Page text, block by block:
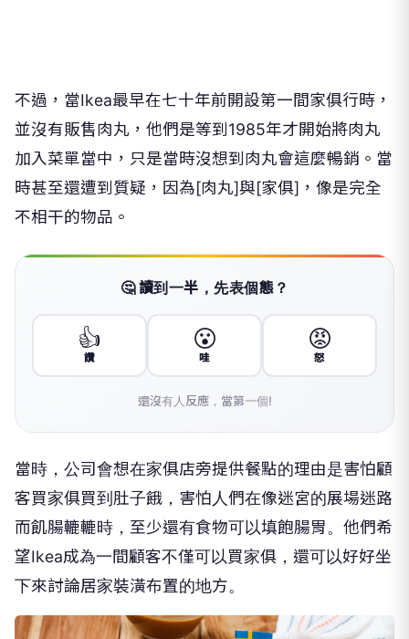
不過，當Ikea最早在七十年前開設第一間家俱行時，
並沒有販售肉丸，他們是等到1985年才開始將肉丸
加入菜單當中，只是當時沒想到肉丸會這麼暢銷。當
時甚至還遭到質疑，因為[肉丸]與[家俱]，像是完全
不相干的物品。
🤔 讀到一半，先表個態？
👍
讚
😮
哇
😡
怒
還沒有人反應，當第一個!
當時，公司會想在家俱店旁提供餐點的理由是害怕顧
客買家俱買到肚子餓，害怕人們在像迷宮的展場迷路
而飢腸轆轆時，至少還有食物可以填飽腸胃。他們希
望Ikea成為一間顧客不僅可以買家俱，還可以好好坐
下來討論居家裝潢布置的地方。